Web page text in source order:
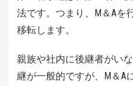
法です。つまり、М＆Aを
移転します。
親族や社内に後継者がい
継が一般的ですが、М＆A